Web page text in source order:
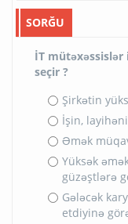
SORĞU
İT mütəxəssislər
seçir ?
Şirkətin
İşin,
Əmək
Yüksək
güzəştlərə
Gələcək
etdiyinə